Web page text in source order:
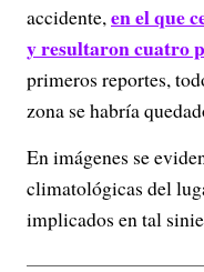
accidente,en el que
y resultaron cuatro
primeros reportes,
zona se habría
En imágenes se
climatológicas del
implicados en tal